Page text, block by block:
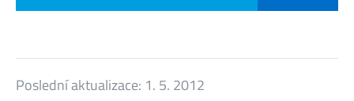
Poslední aktualizace: 1. 5. 2012